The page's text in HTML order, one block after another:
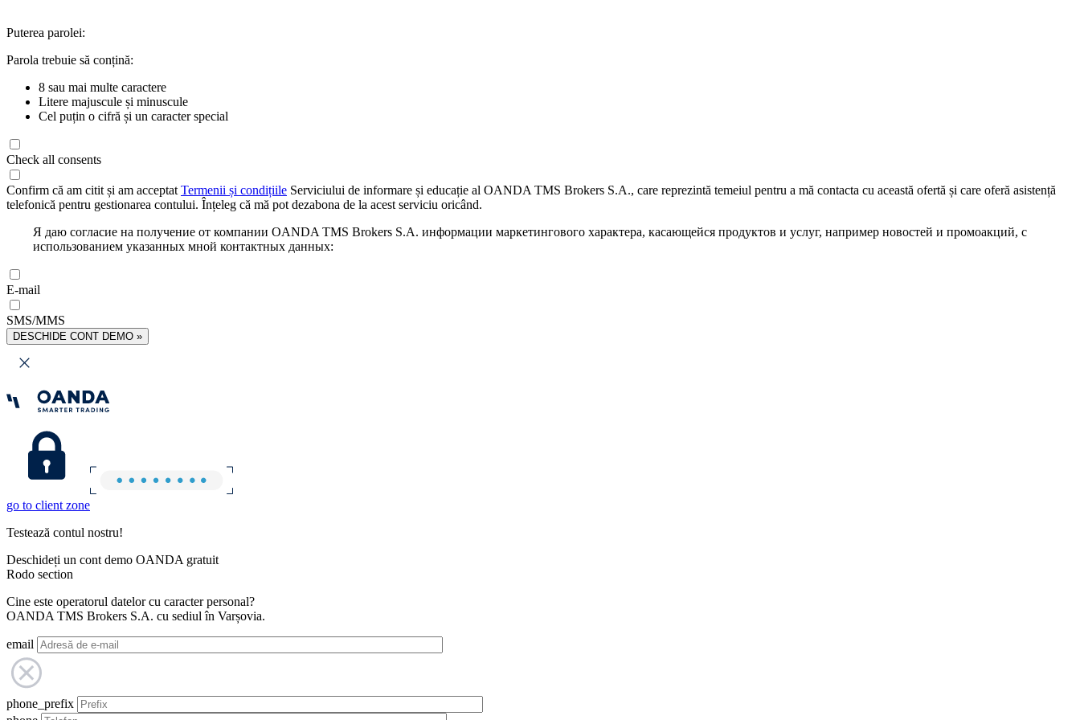
Puterea parolei:
Parola trebuie să conțină:
8 sau mai multe caractere
Litere majuscule și minuscule
Cel puțin o cifră și un caracter special
Check all consents
Confirm că am citit și am acceptat Termenii și condițiile Serviciului de informare și educație al OANDA TMS Brokers S.A., care reprezintă temeiul pentru a mă contacta cu această ofertă și care oferă asistență
telefonică pentru gestionarea contului. Înțeleg că mă pot dezabona de la acest serviciu oricând.
Я даю согласие на получение от компании OANDA TMS Brokers S.A. информации маркетингового характера, касающейся продуктов и услуг, например новостей и промоакций, с
использованием указанных мной контактных данных:
E-mail
SMS/MMS
DESCHIDE CONT DEMO »
go to client zone
Testează contul nostru!
Deschideți un cont demo OANDA gratuit
Rodo section
Cine este operatorul datelor cu caracter personal?
OANDA TMS Brokers S.A. cu sediul în Varșovia.
email
phone_prefix